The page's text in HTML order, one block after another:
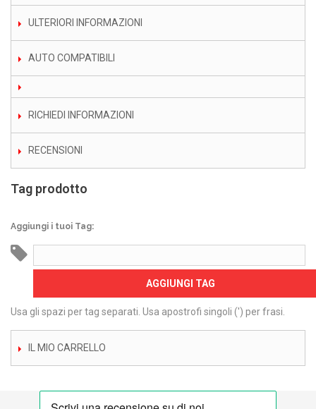
ULTERIORI INFORMAZIONI
AUTO COMPATIBILI
RICHIEDI INFORMAZIONI
RECENSIONI
Tag prodotto
Aggiungi i tuoi Tag:
AGGIUNGI TAG
Usa gli spazi per tag separati. Usa apostrofi singoli (') per frasi.
IL MIO CARRELLO